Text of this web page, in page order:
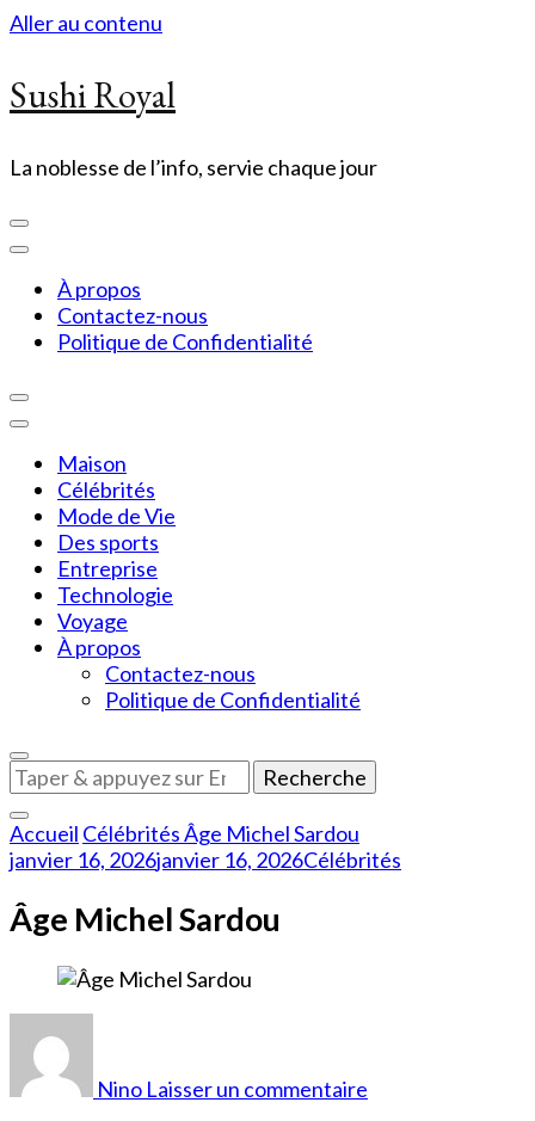
Aller au contenu
Sushi Royal
La noblesse de l’info, servie chaque jour
À propos
Contactez-nous
Politique de Confidentialité
Maison
Célébrités
Mode de Vie
Des sports
Entreprise
Technologie
Voyage
À propos
Contactez-nous
Politique de Confidentialité
Vous
recherchiez
quelque
chose
?
Accueil CélébritésÂge Michel Sardou
janvier 16, 2026janvier 16, 2026Célébrités
Âge Michel Sardou
Nino Laisser un commentaire
Sardou